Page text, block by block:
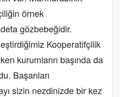
örnek
gözbebeğidir.
Kooperatifçilik
kurumların başında da
Başarıları
sizin nezdinizde bir kez